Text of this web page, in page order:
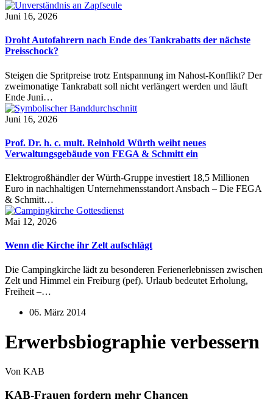
Juni 16, 2026
Droht Autofahrern nach Ende des Tankrabatts der nächste
Preisschock?
Steigen die Spritpreise trotz Entspannung im Nahost-Konflikt? Der
zweimonatige Tankrabatt soll nicht verlängert werden und läuft
Ende Juni…
Juni 16, 2026
Prof. Dr. h. c. mult. Reinhold Würth weiht neues
Verwaltungsgebäude von FEGA & Schmitt ein
Elektrogroßhändler der Würth-Gruppe investiert 18,5 Millionen
Euro in nachhaltigen Unternehmensstandort Ansbach – Die FEGA
& Schmitt…
Mai 12, 2026
Wenn die Kirche ihr Zelt aufschlägt
Die Campingkirche lädt zu besonderen Ferienerlebnissen zwischen
Zelt und Himmel ein Freiburg (pef). Urlaub bedeutet Erholung,
Freiheit –…
06. März 2014
Erwerbsbiographie verbessern
Von KAB
KAB-Frauen fordern mehr Chancen